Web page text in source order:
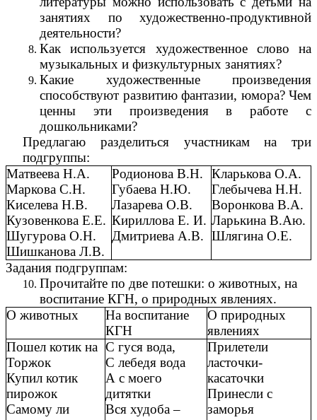
занятиях по художественно-продуктивной
деятельности?
Как используется художественное слово на
музыкальных и физкультурных занятиях?
Какие художественные произведения
способствуют развитию фантазии, юмора? Чем
ценны эти произведения в работе с
дошкольниками?
Предлагаю разделиться участникам на три
подгруппы:
Матвеева Н.А.
Маркова С.Н.
Киселева Н.В.
Кузовенкова Е.Е.
Шугурова О.Н.
Шишканова Л.В.
Родионова В.Н.
Губаева Н.Ю.
Лазарева О.В.
Кириллова Е. И.
Дмитриева А.В.
Кларькова О.А.
Глебычева Н.Н.
Воронкова В.А.
Ларькина В.Аю.
Шлягина О.Е.
Задания подгруппам:
Прочитайте по две потешки: о животных, на
воспитание КГН, о природных явлениях.
О животных
На воспитание
КГН
О природных
явлениях
Пошел котик на
Торжок
Купил котик
пирожок
Самому ли
С гуся вода,
С лебедя вода
А с моего
дитятки
Вся худоба –
Прилетели
ласточки-
касаточки
Принесли с
заморья